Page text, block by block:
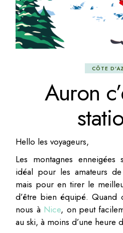
CÔTE
Auron
Hello les voyageurs,
Les montagnes
idéal pour les amateurs
mais pour en tirer le
d’être bien équipé.
nous à Nice, on peut
au ski, à moins d’une heure